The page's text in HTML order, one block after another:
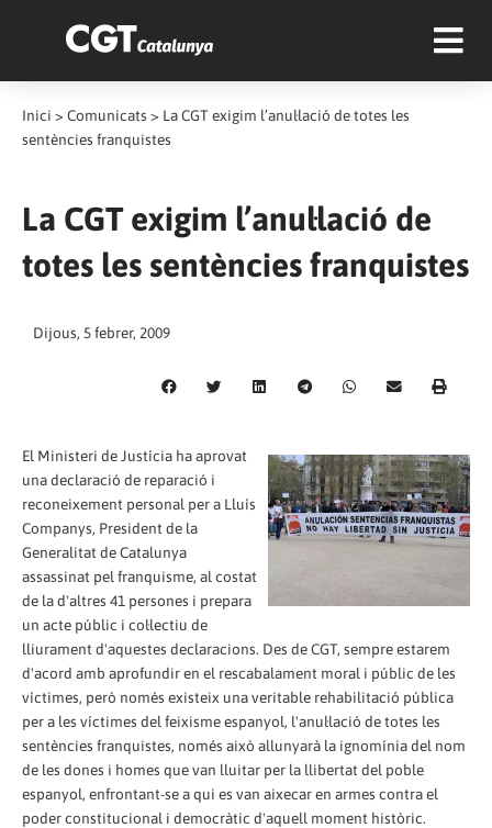
Inici > Comunicats > La CGT exigim l’anul·lació de totes les
sentències franquistes
La CGT exigim l’anul·lació de
totes les sentències franquistes
Dijous, 5 febrer, 2009
El Ministeri de Justícia ha aprovat
una declaració de reparació i
reconeixement personal per a Lluís
Companys, President de la
Generalitat de Catalunya
assassinat pel franquisme, al costat
de la d'altres 41 persones i prepara
un acte públic i col·lectiu de
lliurament d'aquestes declaracions. Des de CGT, sempre estarem
d'acord amb aprofundir en el rescabalament moral i públic de les
víctimes, però només existeix una veritable rehabilitació pública
per a les víctimes del feixisme espanyol, l'anul·lació de totes les
sentències franquistes, només això allunyarà la ignomínia del nom
de les dones i homes que van lluitar per la llibertat del poble
espanyol, enfrontant-se a qui es van aixecar en armes contra el
poder constitucional i democràtic d'aquell moment històric.